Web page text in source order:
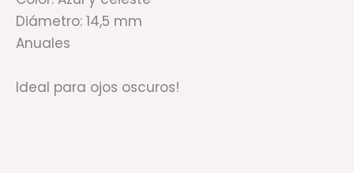
Diámetro: 14,5 mm
Anuales
Ideal para ojos oscuros!